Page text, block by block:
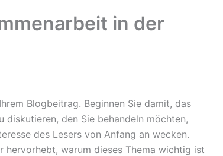
in der
Blogbeitrag. Beginnen Sie damit, das
den Sie behandeln möchten,
des Lesers von Anfang an wecken.
hervorhebt, warum dieses Thema wichtig ist